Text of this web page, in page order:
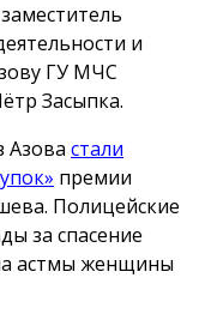
и
ГУ МЧС
Засыпка.
Азова стали
премии
Полицейские
за спасение
астмы женщины